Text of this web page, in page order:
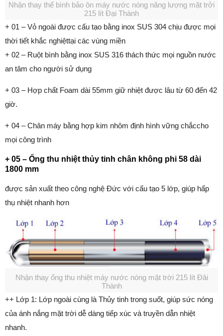
Nhận thay thế bình bảo ôn máy nước nóng năng lượng mặt trởi
215 lít Đại Thành
+ 01 – Vỏ ngoài được cấu tạo bằng inox SUS 304 chịu được mọi
thời tiết khắc nghiệttại các vùng miền
+ 02 – Ruột bình bằng inox SUS 316 thách thức mọi nguồn nước
an tâm cho người sử dụng
+ 03 – Hợp chất Foam dài 55mm giữ nhiệt được lâu từ 60 đến 42
giờ.
+ 04 – Chân máy bằng hợp kim nhôm định hình vững chắccho
mọi công trình
+ 05 – Ống thu nhiệt thủy tinh chân không phi 58 dài
1800 mm
được sản xuất theo công nghệ Đức với cấu tạo 5 lớp, giúp hấp
thụ nhiệt nhanh hơn
Nhận thay ống thu nhiệt máy nước nóng mặt trời 215 lít Đâi
Thành
++ Lớp 1: Lớp ngoài cùng là Thủy tinh trong suốt, giúp sức nóng
của ánh nắng mặt trời dễ dàng tiếp xúc và truyền dẫn nhiệt
nhanh.